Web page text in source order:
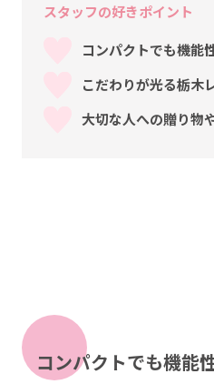
スタッフの好きポイント
コンパクトでも機能
こだわりが光る栃木
大切な人への贈り物
コンパクトでも機能